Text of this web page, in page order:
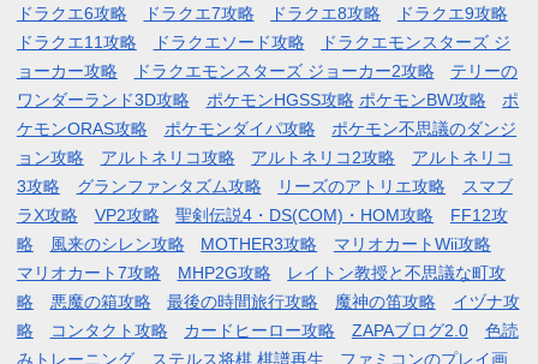
ドラクエ6攻略 ドラクエ7攻略 ドラクエ8攻略
ドラクエ9攻略
ドラクエ11攻略
ドラクエソード攻略
ドラクエモンスターズ ジ
ョーカー攻略
ドラクエモンスターズ ジョーカー2攻略
テリーの
ワンダーランド3D攻略
ポケモンHGSS攻略 ポケモンBW攻略
ポ
ケモンORAS攻略
ポケモンダイパ攻略
ポケモン不思議のダンジ
ョン攻略
アルトネリコ攻略 アルトネリコ2攻略
アルトネリコ
3攻略
グランファンタズム攻略 リーズのアトリエ攻略
スマブ
ラX攻略
VP2攻略 聖剣伝説4・DS(COM)・HOM攻略
FF12攻
略
風来のシレン攻略 MOTHER3攻略
マリオカートWii攻略
マリオカート7攻略
MHP2G攻略
レイトン教授と不思議な町攻
略
悪魔の箱攻略 最後の時間旅行攻略 魔神の笛攻略
イヅナ攻
略
コンタクト攻略 カードヒーロー攻略 ZAPAブログ2.0
色読
みトレーニング
ステルス将棋 棋譜再生 ファミコンのプレイ画